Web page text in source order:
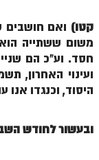
הזוהר הקדוש תרומה
הזוהר הקדוש תרומה
הזוהר הקדוש ספרא
הזוהר הקדוש תצווה
קטו) ואם חושבים
משום ששתייה
חסד. וע"כ הם
ועינוי האחרון,
היסוד, וכנגדו אנו
ובעשור לחודש